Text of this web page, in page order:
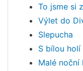
To jsme si
Výlet do
Slepucha
S bílou holí
Malé noční